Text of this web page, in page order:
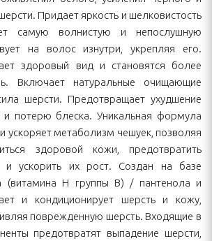
Придает яркость и шелковистость
самую волнистую и непослушную
на волос изнутри, укрепляя его.
здоровый вид и становятся более
Включает натуральные очищающие
шерсти. Предотвращает ухудшение
и потерю блеска. Уникальная формула
ускоряет метаболизм чешуек, позволяя
здоровой кожи, предотвратить
и ускорить их рост. Создан на базе
(витамина Н группы В) / пантенола и
и кондиционирует шерсть и кожу,
поврежденную шерсть. Входящие в
предотвратят выпадение шерсти,